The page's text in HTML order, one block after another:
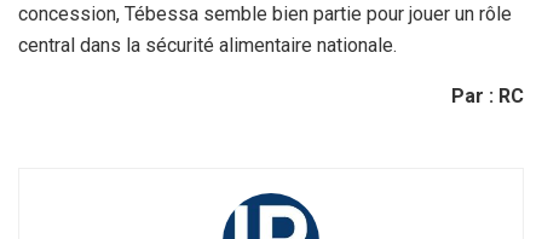
concession, Tébessa semble bien partie pour jouer un rôle
central dans la sécurité alimentaire nationale.
Par : RC